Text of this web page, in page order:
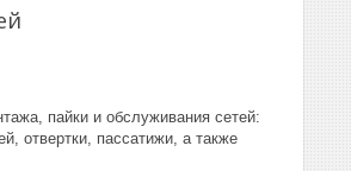
пайки и обслуживания сетей:
отвертки, пассатижи, а также